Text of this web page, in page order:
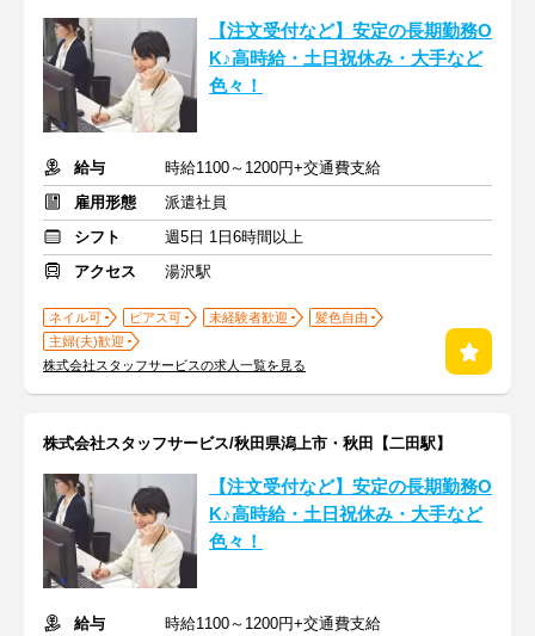
【注文受付など】安定の長期勤務O
K♪高時給・土日祝休み・大手など
色々！
給与
時給1100～1200円+交通費支給
雇用形態
派遣社員
シフト
週5日 1日6時間以上
アクセス
湯沢駅
ネイル可 ピアス可 未経験者歓迎
髪色自由
主婦(夫)歓迎
株式会社スタッフサービスの求人一覧を見る
株式会社スタッフサービス/秋田県潟上市・秋田【二田駅】
【注文受付など】安定の長期勤務O
K♪高時給・土日祝休み・大手など
色々！
給与 時給1100～1200円+交通費支給